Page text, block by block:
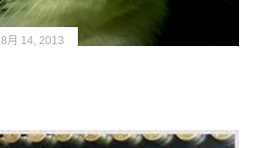
8月 14, 2013